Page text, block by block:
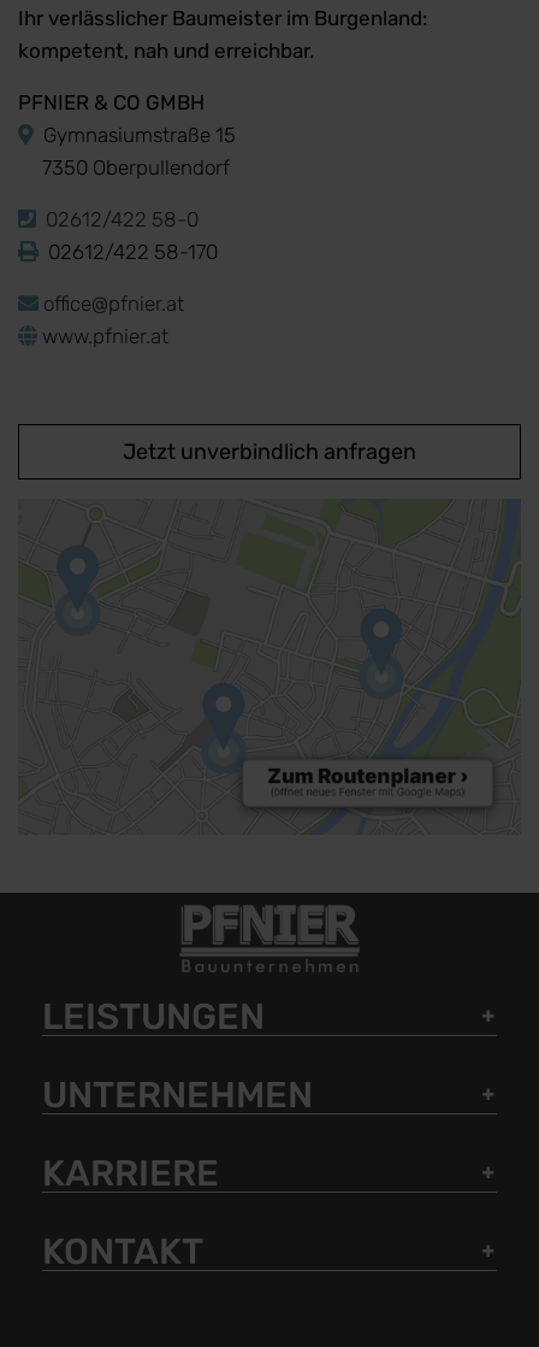
Ihr verlässlicher Baumeister im Burgenland:
kompetent, nah und erreichbar.
PFNIER & CO GMBH
Gymnasiumstraße 15
7350 Oberpullendorf
02612/422 58-0
02612/422 58-170
office@pfnier.at
www.pfnier.at
Jetzt unverbindlich anfragen
LEISTUNGEN
UNTERNEHMEN
KARRIERE
KONTAKT